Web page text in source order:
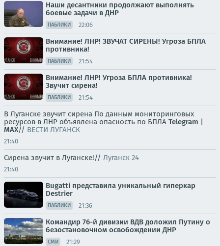
Наши десантники продолжают выполнять
боевые задачи в ДНР
ПАБЛИКИ 22:06
Внимание! ЛНР! ЗВУЧАТ СИРЕНЫ! Угроза БПЛА
противника!
ПАБЛИКИ 21:54
Внимание! ЛНР! Угроза БПЛА противника!
Звучит сирена!
ПАБЛИКИ 21:54
В Луганске звучит сирена По данным мониторинговых
ресурсов в ЛНР объявлена опасность по БПЛА Telegram |
MAX// ВЕСТИ ЛУГАНСК
21:40
Сирена звучит в Луганске!// Луганск 24
21:40
Bugatti представила уникальный гиперкар
Destrier
ПАБЛИКИ 21:36
Командир 76-й дивизии ВДВ доложил Путину о
безостановочном освобождении ДНР
СМИ 21:29